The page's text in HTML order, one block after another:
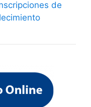
de